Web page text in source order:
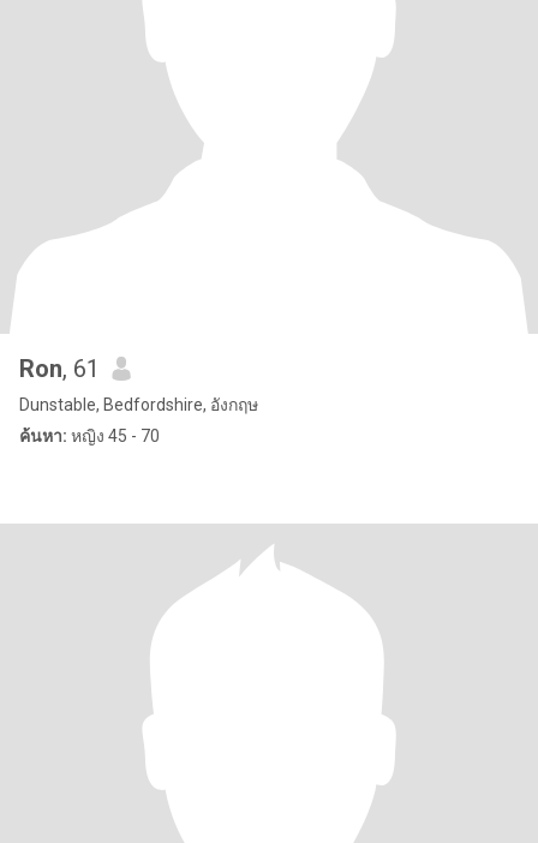
Ron, 61
Dunstable, Bedfordshire, อังกฤษ
ค้นหา: หญิง 45 - 70